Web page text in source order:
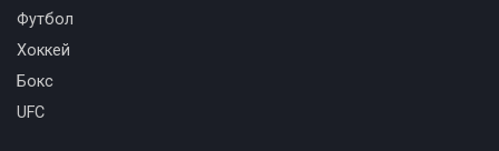
Футбол
Хоккей
Бокс
UFC